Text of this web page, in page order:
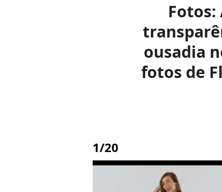
ousadia
fotos de
1/20